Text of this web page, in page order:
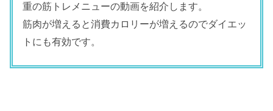
重の筋トレメニューの動画を紹介します。
筋肉が増えると消費カロリーが増えるのでダイエッ
トにも有効です。